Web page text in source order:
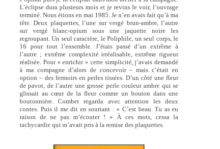
L’éclipse dura plusieurs mois et je revins le voir, l’ouvrage
terminé. Nous étions en mai 1985. Je n’en avais fait qu’à ma
tête. Deux plaquettes, l’une sur vergé brun-ambre, l’autre
sur vergé blanc-opium sous une jaquette noire les
regroupant. Un seul caractère, le Poliphile, un seul corps, le
16 pour tout l’ensemble. J’étais passé d’un extrême à
l’autre ; extrême complexité irréalisable, extrême rigueur
réalisée. Pour « enrichir » cette simplicité, j’avais demandé
à ma compagne d’alors de concevoir – mais c’était en
option – des fermoirs en perles tissées. D’un côté une fleur
de pavot, de l’autre une grosse perle couleur ambre qui se
glissait au cœur de la fleur comme un bouton dans une
boutonnière. Combet regarda avec attention les deux
contes. Puis il me dit en souriant : « C’est beau. Tu as eu
raison de ne pas m’écouter ! » À ces mots, cessa la
tachycardie qui m’avait pris à la remise des plaquettes.